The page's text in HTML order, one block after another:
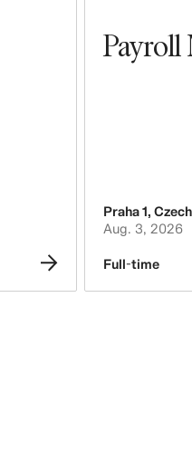
Payroll
Praha 1,
Aug. 3, 2026
Full-time